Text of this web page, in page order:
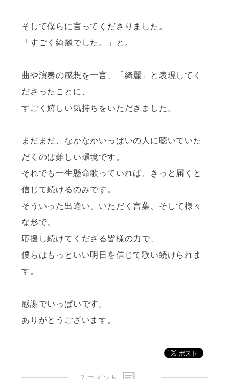
そして僕らに言ってくださりました。
「すごく綺麗でした。」と。
曲や演奏の感想を一言、「綺麗」と表現してく
ださったことに、
すごく嬉しい気持ちをいただきました。
まだまだ、なかなかいっぱいの人に聴いていた
だくのは難しい環境です。
それでも一生懸命歌っていれば、きっと届くと
信じて続けるのみです。
そういった出逢い、いただく言葉、そして様々
な形で、
応援し続けてくださる皆様の力で、
僕らはもっといい明日を信じて歌い続けられま
す。
感謝でいっぱいです。
ありがとうございます。